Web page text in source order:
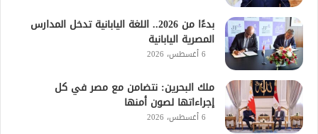
بدءًا من 2026.. اللغة اليابانية تدخل المدارس
المصرية اليابانية
6 أغسطس، 2026
ملك البحرين: نتضامن مع مصر في كل
إجراءاتها لصون أمنها
6 أغسطس، 2026